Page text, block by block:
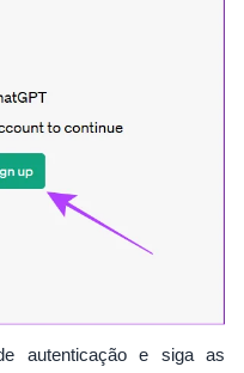
autenticação e siga as